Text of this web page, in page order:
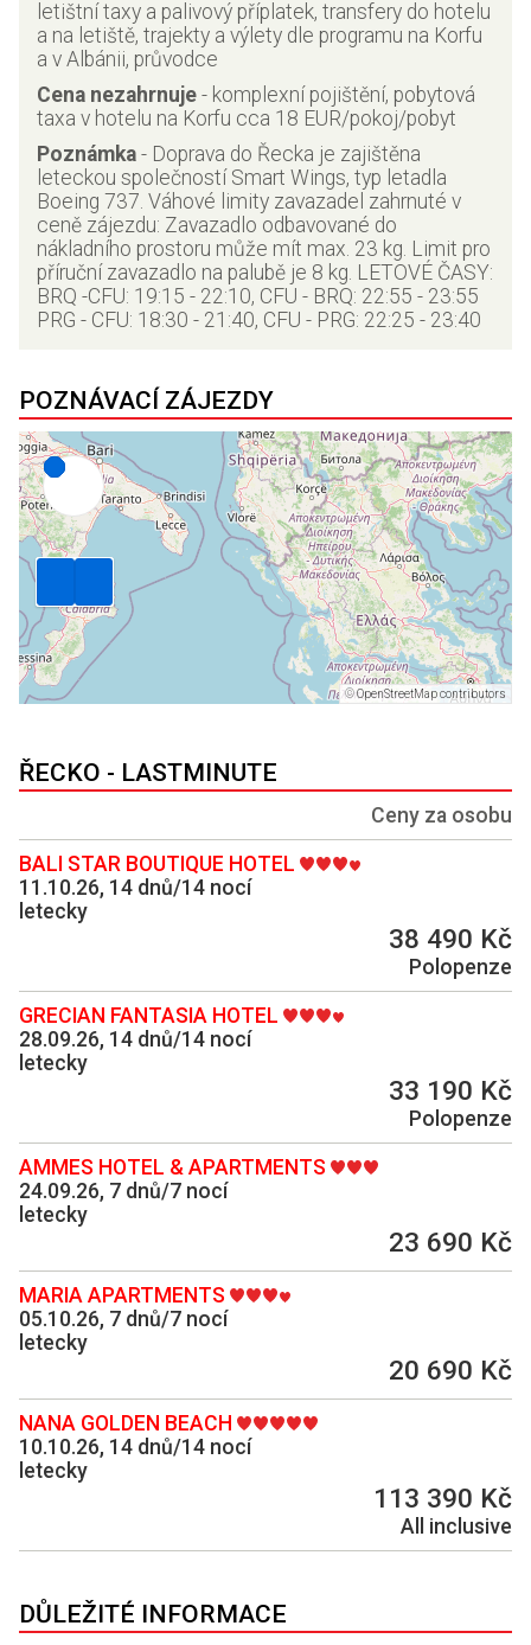
letištní taxy a palivový příplatek, transfery do hotelu
a na letiště, trajekty a výlety dle programu na Korfu
a v Albánii, průvodce
Cena nezahrnuje - komplexní pojištění, pobytová
taxa v hotelu na Korfu cca 18 EUR/pokoj/pobyt
Poznámka - Doprava do Řecka je zajištěna
leteckou společností Smart Wings, typ letadla
Boeing 737. Váhové limity zavazadel zahrnuté v
ceně zájezdu: Zavazadlo odbavované do
nákladního prostoru může mít max. 23 kg. Limit pro
příruční zavazadlo na palubě je 8 kg. LETOVÉ ČASY:
BRQ -CFU: 19:15 - 22:10, CFU - BRQ: 22:55 - 23:55
PRG - CFU: 18:30 - 21:40, CFU - PRG: 22:25 - 23:40
POZNÁVACÍ ZÁJEZDY
©OpenStreetMap contributors
ŘECKO - LASTMINUTE
Ceny za osobu
BALI STAR BOUTIQUE HOTEL
11.10.26, 14 dnů/14 nocí
letecky
38 490 Kč
Polopenze
GRECIAN FANTASIA HOTEL
28.09.26, 14 dnů/14 nocí
letecky
33 190 Kč
Polopenze
AMMES HOTEL & APARTMENTS
24.09.26, 7 dnů/7 nocí
letecky
23 690 Kč
MARIA APARTMENTS
05.10.26, 7 dnů/7 nocí
letecky
20 690 Kč
NANA GOLDEN BEACH
10.10.26, 14 dnů/14 nocí
letecky
113 390 Kč
All inclusive
DŮLEŽITÉ INFORMACE